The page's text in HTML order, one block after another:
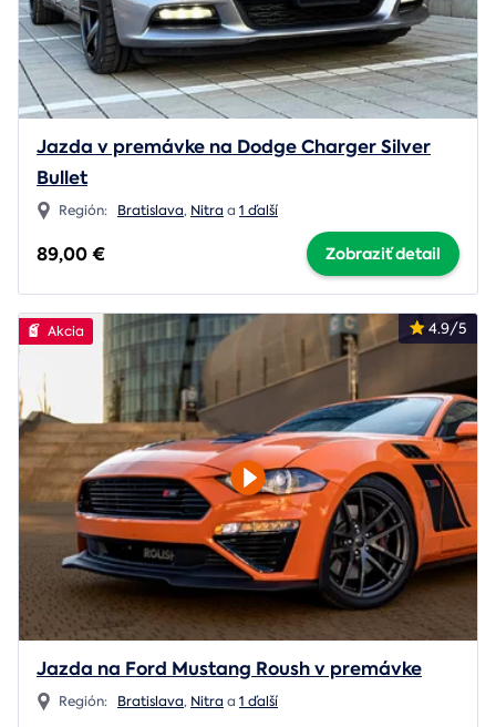
Jazda v premávke na Dodge Charger Silver
Bullet
Región: Bratislava, Nitra a 1 ďalší
89,00 € Zobraziť detail
4.9/5
Akcia
Jazda na Ford Mustang Roush v premávke
Región: Bratislava, Nitra a 1 ďalší